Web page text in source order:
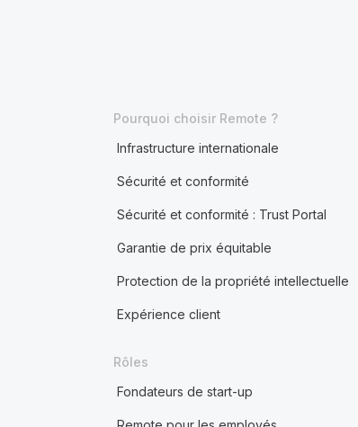
Pourquoi choisir Remote ?
Infrastructure internationale
Sécurité et conformité
Sécurité et conformité : Trust Portal
Garantie de prix équitable
Protection de la propriété intellectuelle
Expérience client
Rôles
Fondateurs de start-up